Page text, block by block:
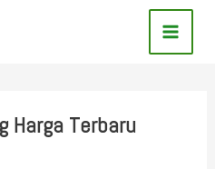
Harga Terbaru